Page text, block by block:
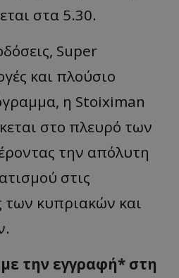
στα 5.30.
Super
και πλούσιο
η Stoiximan
στο πλευρό των
την απόλυτη
στις
των κυπριακών και
την εγγραφή* στη